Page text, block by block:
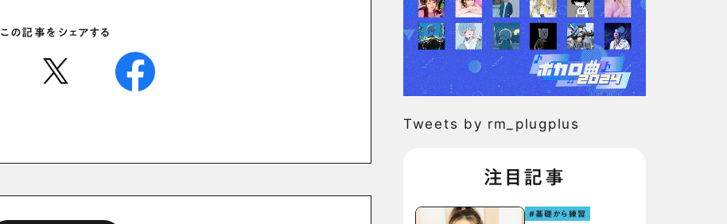
この記事をシェアする
Tweets by rm_plugplus
注目記事
#基礎から練習